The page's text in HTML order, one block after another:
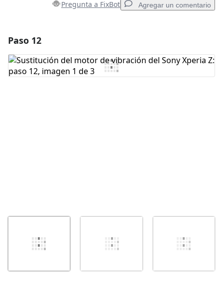
Pregunta a FixBot Agregar un comentario
Agregar Comentario
Paso 12